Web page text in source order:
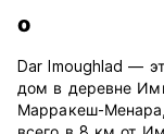
о
Dar Imoughlad —
дом в деревне
Марракеш-